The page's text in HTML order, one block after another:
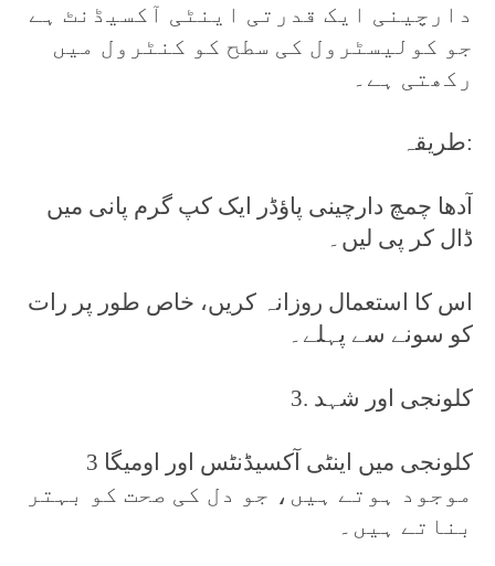
دارچینی ایک قدرتی اینٹی آکسیڈنٹ ہے
جو کولیسٹرول کی سطح کو کنٹرول میں
رکھتی ہے۔
طریقہ:
آدھا چمچ دارچینی پاؤڈر ایک کپ گرم پانی میں
ڈال کر پی لیں۔
اس کا استعمال روزانہ کریں، خاص طور پر رات
کو سونے سے پہلے۔
3. کلونجی اور شہد
کلونجی میں اینٹی آکسیڈنٹس اور اومیگا 3
موجود ہوتے ہیں، جو دل کی صحت کو بہتر
بناتے ہیں۔